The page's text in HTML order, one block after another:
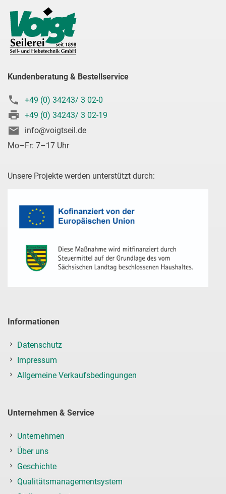
Kundenberatung & Bestellservice
+49 (0) 34243/ 3 02-0
+49 (0) 34243/ 3 02-19
info@voigtseil.de
Mo–Fr: 7–17 Uhr
Unsere Projekte werden unterstützt durch:
Informationen
Datenschutz
Impressum
Allgemeine Verkaufsbedingungen
Unternehmen & Service
Unternehmen
Über uns
Geschichte
Qualitätsmanagementsystem